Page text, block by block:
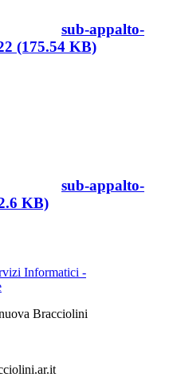
sub-appalto-
(175.54 KB)
sub-appalto-
KB)
Informatici -
Bracciolini